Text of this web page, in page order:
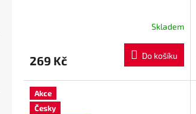
Skladem
269 Kč Do košíku
Akce
Česky